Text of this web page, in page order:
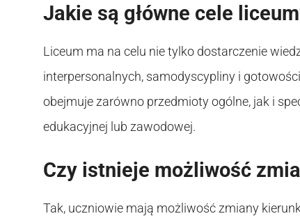
Jakie są główne cele
Liceum ma na celu nie tylko dostarczenie
interpersonalnych, samodyscypliny i
obejmuje zarówno przedmioty ogólne, jak i
edukacyjnej lub zawodowej.
Czy istnieje możliwość
Tak, uczniowie mają możliwość zmiany